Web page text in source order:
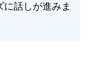
話しが進みま